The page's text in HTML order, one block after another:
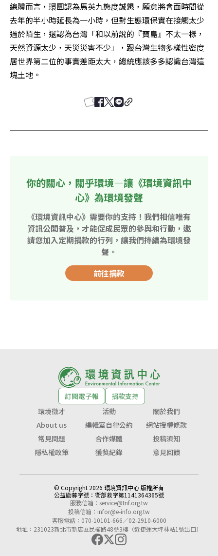
總體而言，環團認為馬英九態度誠懇，願意將會面時間從
去年的半小時延長為一小時，但對生態環保實在接觸太少
過於陌生，還認為台灣「和以前說的『寶島』不太一樣，
天然資源太少，天災災害不少」，跟台灣生物多樣性密度
居世界第二位的事實差距太大，總統應該多多認識台灣這
塊土地。
你的關心，關乎環境—讓《環境資訊中
心》為環境發聲
《環境資訊中心》需要你的支持！我們相信唯有
資訊公開普及，才能促成民眾的參與和行動，邀
請您加入定期捐款的行列，讓我們持續為環境發
聲。
前往捐款
訂閱電子報
捐款支持
環境徵才
活動
關於我們
About us
編輯室自律公約
網站授權條款
常見問題
合作媒體
投稿須知
隱私權政策
獲獎紀錄 意見回饋
© Copyright 2026 環境資訊中心 版權所有
公益勸募字號： 衛部救字第1141364365號
服務信箱： service@tnf.org.tw
投稿信箱： infor@e-info.org.tw
客服電話：070-10101-666／02-2910-6000
地址：231023新北市新店區民權路48號3樓（近捷運大坪林站1號出口）